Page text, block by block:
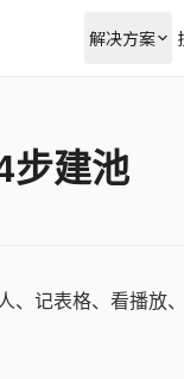
解决方案
步建池
记表格、看播放